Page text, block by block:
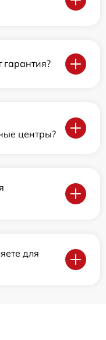
гарантия?
центры?
для